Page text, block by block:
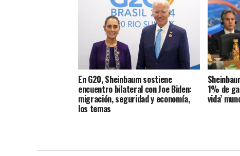
En G20, Sheinbaum sostiene
encuentro bilateral con Joe Biden:
migración, seguridad y economía,
los temas
1% de
vida’